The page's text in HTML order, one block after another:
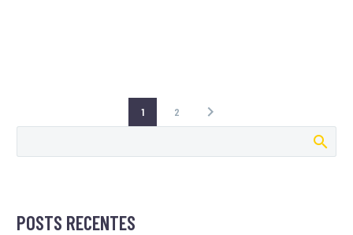
1 2
POSTS RECENTES